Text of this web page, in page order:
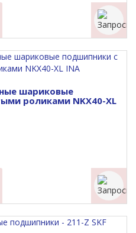
шариковые
роликами NKX40-XL